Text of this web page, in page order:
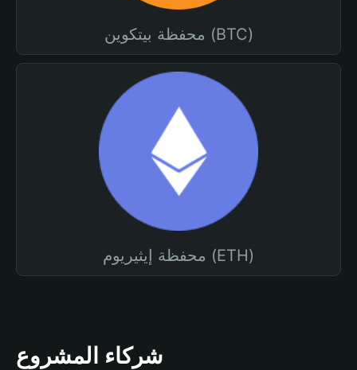
محفظة بيتكوين (BTC)
محفظة إيثيريوم (ETH)
شركاء المشروع